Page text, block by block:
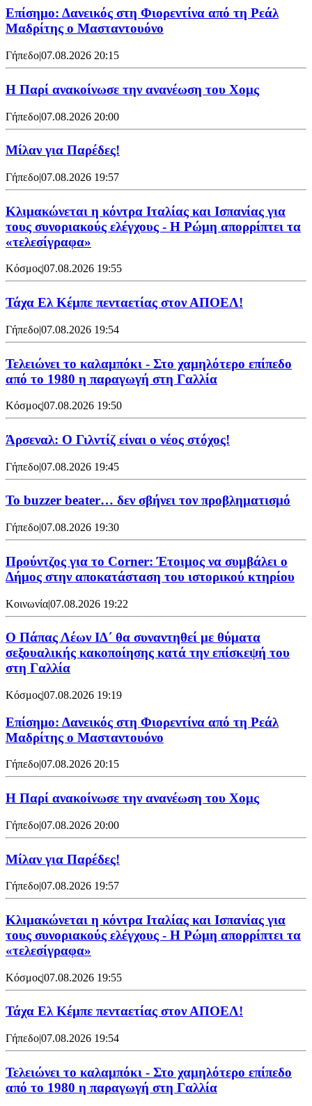
Επίσημο: Δανεικός στη Φιορεντίνα από τη Ρεάλ
Μαδρίτης ο Μασταντουόνο
Γήπεδο|07.08.2026 20:15
Η Παρί ανακοίνωσε την ανανέωση του Χομς
Γήπεδο|07.08.2026 20:00
Μίλαν για Παρέδες!
Γήπεδο|07.08.2026 19:57
Κλιμακώνεται η κόντρα Ιταλίας και Ισπανίας για
τους συνοριακούς ελέγχους - Η Ρώμη απορρίπτει τα
«τελεσίγραφα»
Κόσμος|07.08.2026 19:55
Τάχα Ελ Κέμπε πενταετίας στον ΑΠΟΕΛ!
Γήπεδο|07.08.2026 19:54
Τελειώνει το καλαμπόκι - Στο χαμηλότερο επίπεδο
από το 1980 η παραγωγή στη Γαλλία
Κόσμος|07.08.2026 19:50
Άρσεναλ: Ο Γιλντίζ είναι ο νέος στόχος!
Γήπεδο|07.08.2026 19:45
Το buzzer beater… δεν σβήνει τoν προβληματισμό
Γήπεδο|07.08.2026 19:30
Προύντζος για το Corner: Έτοιμος να συμβάλει ο
Δήμος στην αποκατάσταση του ιστορικού κτηρίου
Κοινωνία|07.08.2026 19:22
Ο Πάπας Λέων ΙΔ΄ θα συναντηθεί με θύματα
σεξουαλικής κακοποίησης κατά την επίσκεψή του
στη Γαλλία
Κόσμος|07.08.2026 19:19
Επίσημο: Δανεικός στη Φιορεντίνα από τη Ρεάλ
Μαδρίτης ο Μασταντουόνο
Γήπεδο|07.08.2026 20:15
Η Παρί ανακοίνωσε την ανανέωση του Χομς
Γήπεδο|07.08.2026 20:00
Μίλαν για Παρέδες!
Γήπεδο|07.08.2026 19:57
Κλιμακώνεται η κόντρα Ιταλίας και Ισπανίας για
τους συνοριακούς ελέγχους - Η Ρώμη απορρίπτει τα
«τελεσίγραφα»
Κόσμος|07.08.2026 19:55
Τάχα Ελ Κέμπε πενταετίας στον ΑΠΟΕΛ!
Γήπεδο|07.08.2026 19:54
Τελειώνει το καλαμπόκι - Στο χαμηλότερο επίπεδο
από το 1980 η παραγωγή στη Γαλλία